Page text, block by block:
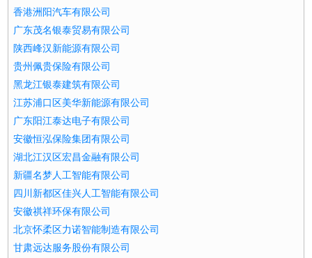
香港洲阳汽车有限公司
广东茂名银泰贸易有限公司
陕西峰汉新能源有限公司
贵州佩贵保险有限公司
黑龙江银泰建筑有限公司
江苏浦口区美华新能源有限公司
广东阳江泰达电子有限公司
安徽恒泓保险集团有限公司
湖北江汉区宏昌金融有限公司
新疆名梦人工智能有限公司
四川新都区佳兴人工智能有限公司
安徽祺祥环保有限公司
北京怀柔区力诺智能制造有限公司
甘肃远达服务股份有限公司